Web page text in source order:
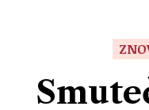
Přerov
Ekonomika
Ženy
Sport